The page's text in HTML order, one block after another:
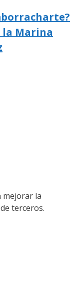
la Marina
mejorar la
terceros.